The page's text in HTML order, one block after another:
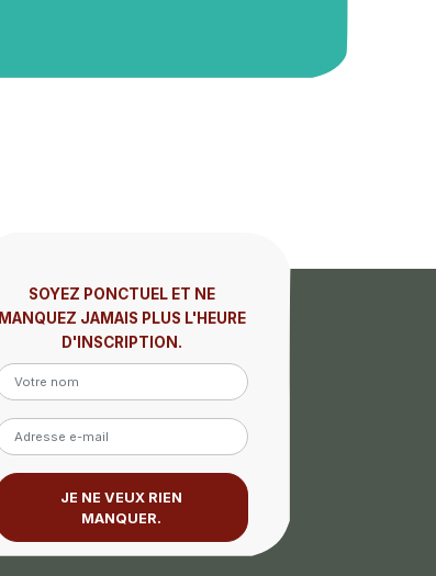
SOYEZ PONCTUEL ET NE
MANQUEZ JAMAIS PLUS L'HEURE
D'INSCRIPTION.
JE NE VEUX RIEN
MANQUER.